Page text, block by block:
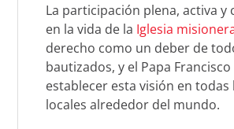
La participación plena, activa y
en la vida de la Iglesia
derecho como un deber de
bautizados, y el Papa
establecer esta visión en todas
locales alrededor del mundo.